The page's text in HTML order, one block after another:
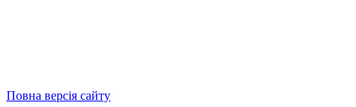
Повна версія сайту